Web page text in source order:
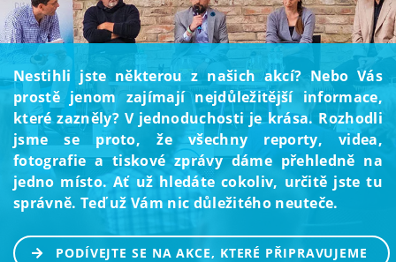
Nestihli jste některou z našich akcí? Nebo Vás
prostě jenom zajímají nejdůležitější informace,
které zazněly? V jednoduchosti je krása. Rozhodli
jsme se proto, že všechny reporty, videa,
fotografie a tiskové zprávy dáme přehledně na
jedno místo. Ať už hledáte cokoliv, určitě jste tu
správně. Teď už Vám nic důležitého neuteče.
PODÍVEJTE SE NA AKCE, KTERÉ PŘIPRAVUJEME